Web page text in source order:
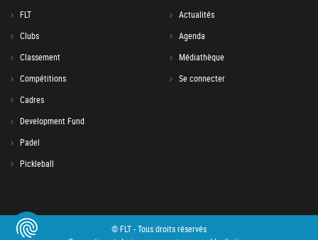
FLT
Clubs
Classement
Compétitions
Cadres
Development Fund
Padel
Pickleball
Actualités
Agenda
Médiathèque
Se connecter
© FLT - Tous droits réservés